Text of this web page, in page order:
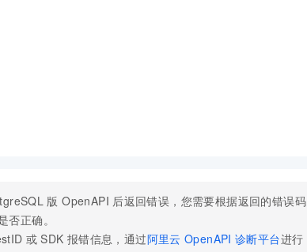
版OpenAPI 后返回错误，您需要根据返回的错误码
正确。
或 SDK 报错信息，通过阿里云 OpenAPI 诊断平台进行